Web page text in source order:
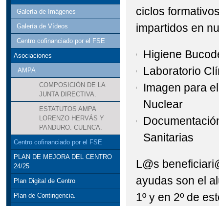
Galería de Imágenes
Galería de Vídeos
Centro cofinanciado por el FSE
Asociaciones
AMPA
COMPOSICIÓN DE LA
JUNTA DIRECTIVA.
ESTATUTOS AMPA
LORENZO HERVÁS Y
PANDURO. CUENCA.
Centro cofinanciado por el FSE
PLAN DE MEJORA DEL CENTRO
24/25
Plan Digital de Centro
Plan de Contingencia.
ciclos
impartidos en
Higiene
Laboratorio
Imagen para
Nuclear
Sanitarias
L@s
ayudas son el
1º y en 2º de